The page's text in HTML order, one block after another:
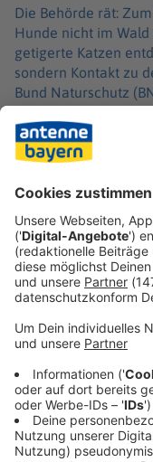
Die Behörde rät:
Hunde nicht im
getigerte Katzen
sondern Kontakt zu
Bund Naturschutz
Nach BN-Angaben
Wildkatze
Wahrscheinlichkeit
vor – wenn auch